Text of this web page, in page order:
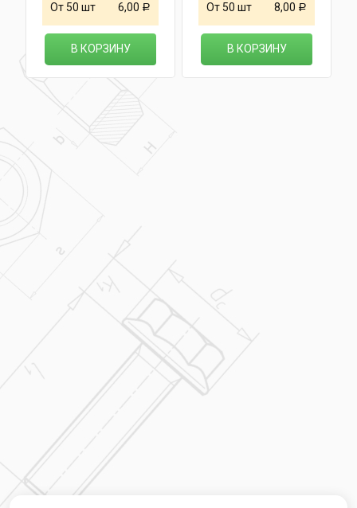
От 50 шт 6,00 Р
В КОРЗИНУ
От 50 шт 8,00 Р
В КОРЗИНУ